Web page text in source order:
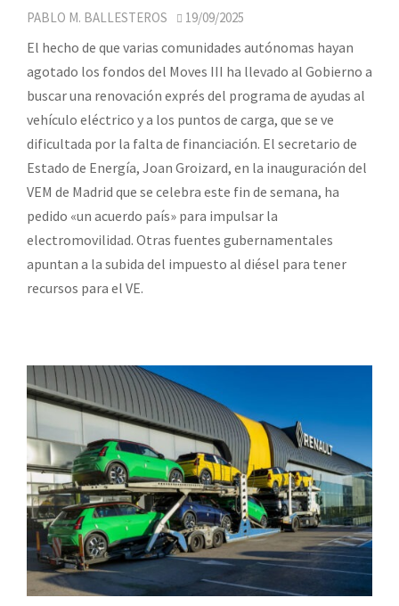
PABLO M. BALLESTEROS 19/09/2025
El hecho de que varias comunidades autónomas hayan
agotado los fondos del Moves III ha llevado al Gobierno a
buscar una renovación exprés del programa de ayudas al
vehículo eléctrico y a los puntos de carga, que se ve
dificultada por la falta de financiación. El secretario de
Estado de Energía, Joan Groizard, en la inauguración del
VEM de Madrid que se celebra este fin de semana, ha
pedido «un acuerdo país» para impulsar la
electromovilidad. Otras fuentes gubernamentales
apuntan a la subida del impuesto al diésel para tener
recursos para el VE.